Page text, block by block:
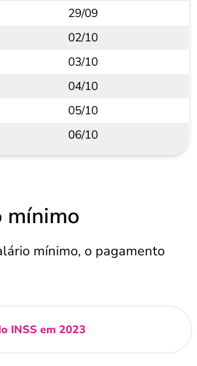
29/09
02/10
03/10
04/10
05/10
06/10
mínimo
mínimo, o pagamento
INSS em 2023